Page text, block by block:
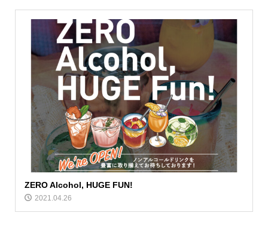
ZERO Alcohol, HUGE FUN!
2021.04.26